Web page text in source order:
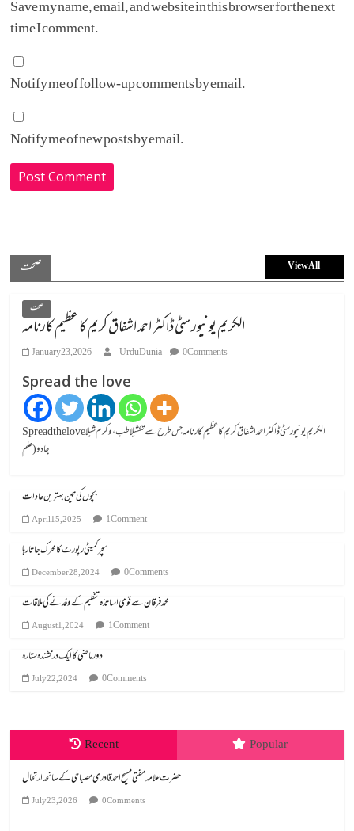
Save my name, email, and website in this browser for the next
time I comment.
Notify me of follow-up comments by email.
Notify me of new posts by email.
صحت View All
صحت
الکریم یونیورسٹی ڈاکٹر احمد اشفاق کریم کا عظیم کارنامہ
January 23, 2026 UrduDunia 0 Comments
Spread the love
Spread the loveالکریم یونیورسٹی ڈاکٹر احمد اشفاق کریم کا عظیم کارنامہ جس طرح سے تکشیلا طب، وکرم شیلا
جادو (علم
بچوں کی تین بہترین عادات
April 15, 2025 1 Comment
سچر کمیٹی رپورٹ کا محرک جاتا رہا
December 28, 2024 0 Comments
محمد فرقان سے قومی اساتذہ تنظیم کے وفد نے کی ملاقات
August 1, 2024 1 Comment
دور ماضی کا ایک درخشندہ ستارہ
July 22, 2024 0 Comments
Recent Popular
July 23, 2026 0 Comments